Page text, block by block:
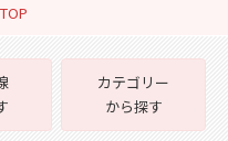
カテゴリー
から探す